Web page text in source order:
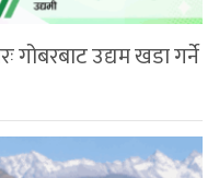
उद्यम खडा गर्ने